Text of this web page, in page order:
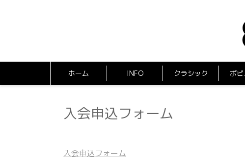
ホーム INFO クラシック ポ
入会申込フォーム
入会申込フォーム